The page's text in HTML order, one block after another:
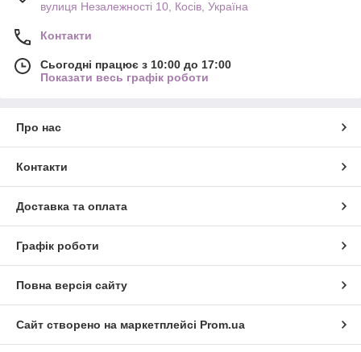
вулиця Незалежності 10, Косів, Україна
Контакти
Сьогодні працює з 10:00 до 17:00
Показати весь графік роботи
Про нас
Контакти
Доставка та оплата
Графік роботи
Повна версія сайту
Сайт створено на маркетплейсі Prom.ua